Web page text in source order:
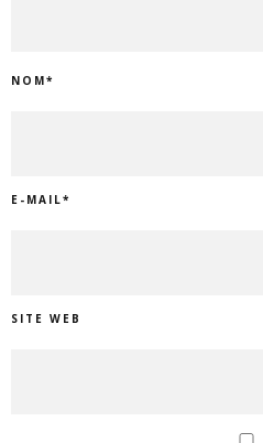
NOM*
E-MAIL*
SITE WEB